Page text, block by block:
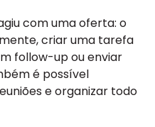
com uma oferta: o
criar uma tarefa
follow-up ou enviar
é possível
e organizar todo